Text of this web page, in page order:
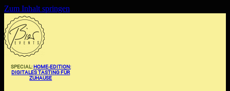
Zum Inhalt springen
SPECIAL:HOME-EDITION:
DIGITALES TASTING FÜR
ZUHAUSE